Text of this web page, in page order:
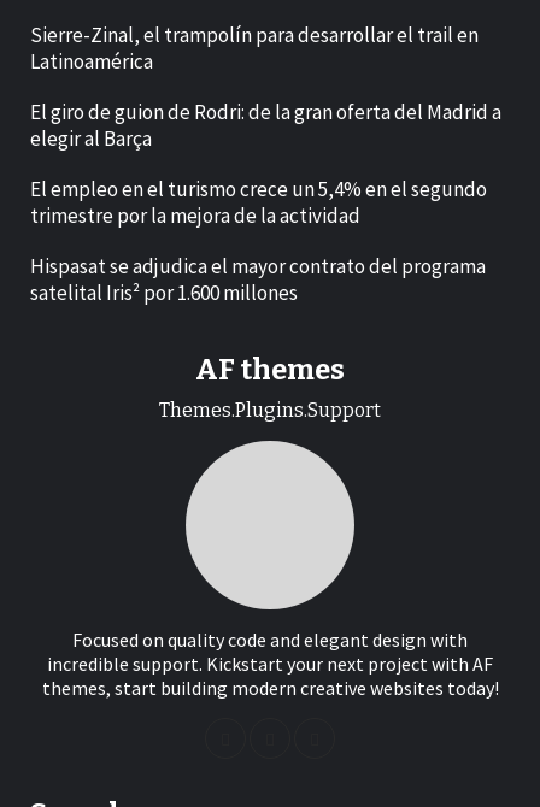
Sierre-Zinal, el trampolín para desarrollar el trail en
Latinoamérica
El giro de guion de Rodri: de la gran oferta del Madrid a
elegir al Barça
El empleo en el turismo crece un 5,4% en el segundo
trimestre por la mejora de la actividad
Hispasat se adjudica el mayor contrato del programa
satelital Iris² por 1.600 millones
AF themes
Themes.Plugins.Support
Focused on quality code and elegant design with
incredible support. Kickstart your next project with AF
themes, start building modern creative websites today!